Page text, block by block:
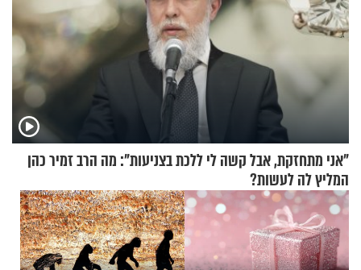
"אני מתחזקת, אבל קשה לי ללכת בצניעות": מה הרב זמיר כהן
המליץ לה לעשות?